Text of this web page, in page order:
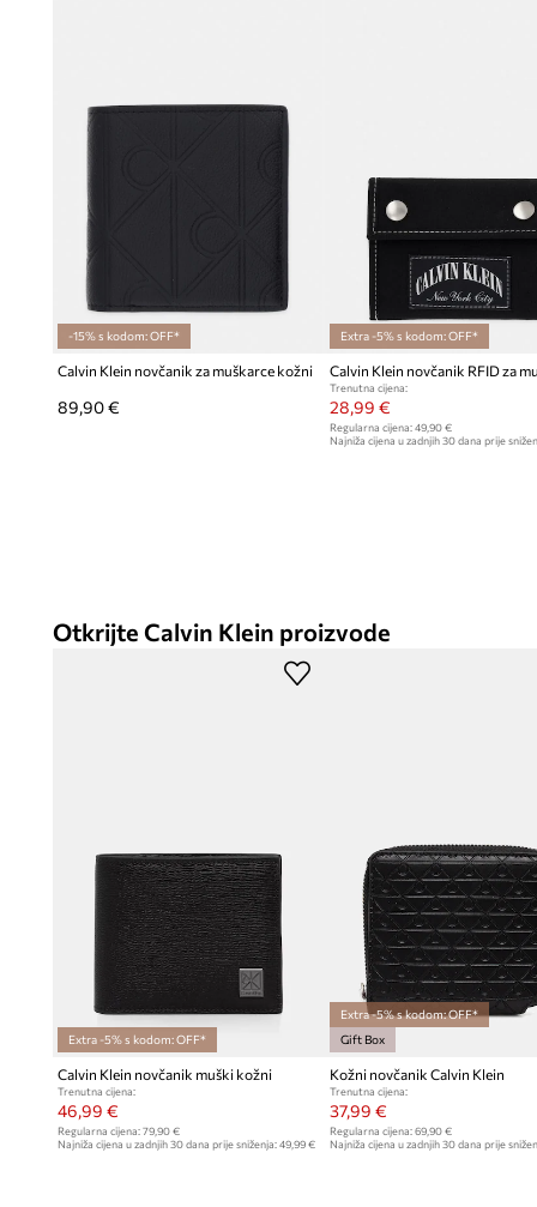
-15% s kodom: OFF*
Calvin Klein novčanik za muškarce kožni
89,90 €
Extra -5% s kodom: OFF*
Calvin Klein novčanik RFID za
Trenutna cijena:
28,99 €
Regularna cijena:49,90 €
Najniža cijena u zadnjih 30 dana prije
Otkrijte Calvin Klein proizvode
Extra -5% s kodom: OFF*
Calvin Klein novčanik muški kožni
Trenutna cijena:
46,99 €
Regularna cijena: 79,90 €
Najniža cijena u zadnjih 30 dana prije sniženja: 49,99 €
Extra -5% s kodom: OFF*
Gift Box
Kožni novčanik Calvin Klein
Trenutna cijena:
37,99 €
Regularna cijena:69,90 €
Najniža cijena u zadnjih 30 dana prije